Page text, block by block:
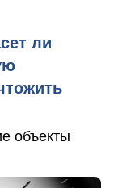
ли
объекты